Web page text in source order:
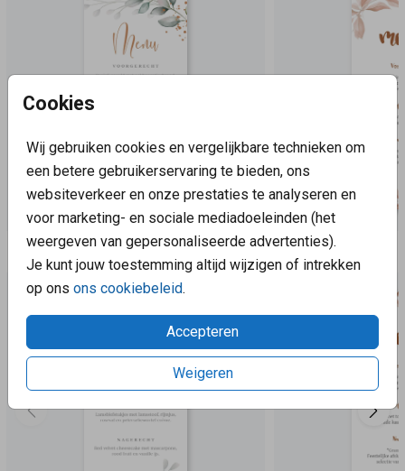
Cookies
Wij gebruiken cookies en vergelijkbare technieken om
een betere gebruikerservaring te bieden, ons
websiteverkeer en onze prestaties te analyseren en
voor marketing- en sociale mediadoeleinden (het
weergeven van gepersonaliseerde advertenties).
Je kunt jouw toestemming altijd wijzigen of intrekken
op ons ons cookiebeleid.
Accepteren
Weigeren
Aanbevolen